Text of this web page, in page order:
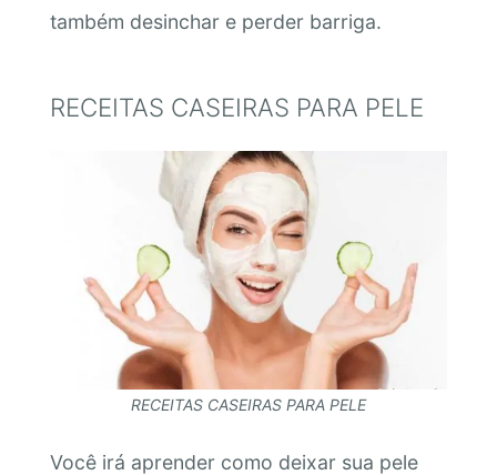
também desinchar e perder barriga.
RECEITAS CASEIRAS PARA PELE
RECEITAS CASEIRAS PARA PELE
Você irá aprender como deixar sua pele